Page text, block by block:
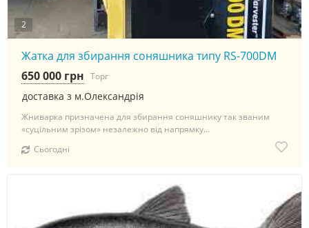
2
Жатка для збирання соняшника типу RS-700DM
доставка з м.Олександрія
650 000 грн Торг
Жниварка призначена для збирання соняшнику так званим
«суцільним зрізом» незалежно від напрямку...
Сьогодні